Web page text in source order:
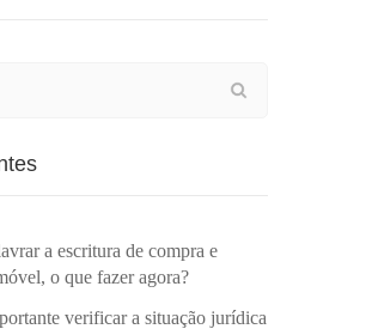
a escritura de compra e
o que fazer agora?
verificar a situação jurídica